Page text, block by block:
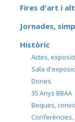
Fires d'art i
Jornades,
Històric
Actes,
Sala
Dones
35 Anys BBAA
Beques,